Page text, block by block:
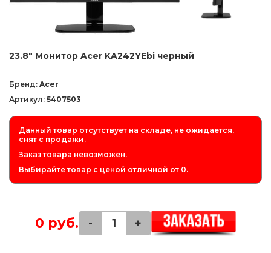
23.8" Монитор Acer KA242YEbi черный
Бренд: Acer
Артикул: 5407503
Данный товар отсутствует на складе, не ожидается,
снят с продажи.
Заказ товара невозможен.
Выбирайте товар с ценой отличной от 0.
0 руб. - +